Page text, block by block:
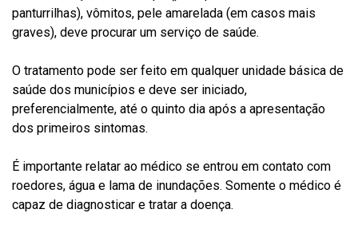
panturrilhas), vômitos, pele amarelada (em casos mais
graves), deve procurar um serviço de saúde.
O tratamento pode ser feito em qualquer unidade básica de
saúde dos municípios e deve ser iniciado,
preferencialmente, até o quinto dia após a apresentação
dos primeiros sintomas.
É importante relatar ao médico se entrou em contato com
roedores, água e lama de inundações. Somente o médico é
capaz de diagnosticar e tratar a doença.